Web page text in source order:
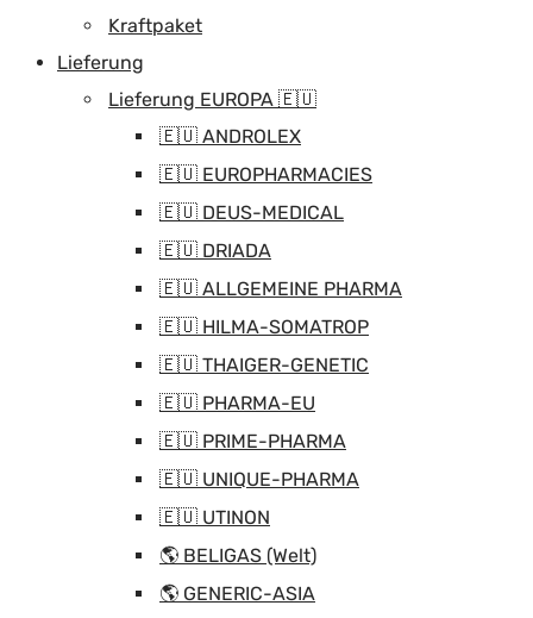
Kraftpaket
Lieferung
Lieferung EUROPA 🇪🇺
🇪🇺 ANDROLEX
🇪🇺 EUROPHARMACIES
🇪🇺 DEUS-MEDICAL
🇪🇺 DRIADA
🇪🇺 ALLGEMEINE PHARMA
🇪🇺 HILMA-SOMATROP
🇪🇺 THAIGER-GENETIC
🇪🇺 PHARMA-EU
🇪🇺 PRIME-PHARMA
🇪🇺 UNIQUE-PHARMA
🇪🇺 UTINON
🌎 BELIGAS (Welt)
🌎 GENERIC-ASIA